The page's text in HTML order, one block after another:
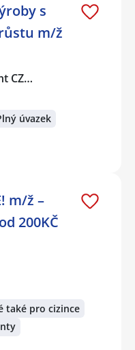
s
m/ž
CZ…
úvazek
m/ž –
200KČ
také pro cizince